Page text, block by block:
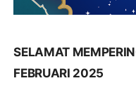
SELAMAT
FEBRUARI 2025